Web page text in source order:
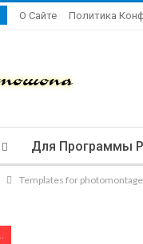
О Сайте Политика
Для Программы
Templates for